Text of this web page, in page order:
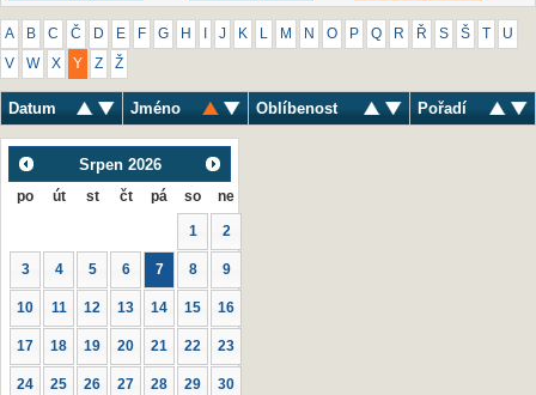
A B C Č D E F G H J K M N O P Q R Ř S Š U
V W X Y Z Ž
Datum Jméno Oblíbenost Pořadí
Srpen 2026
po út st čt pá so ne
1 2
3 4 5 6 7 8 9
10 11 12 13 14 15 16
17 18 19 20 21 22 23
24 25 26 27 28 29 30